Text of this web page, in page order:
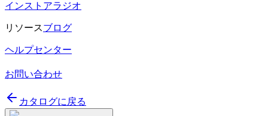
インストアラジオ
リソースブログ
ヘルプセンター
お問い合わせ
カタログに戻る